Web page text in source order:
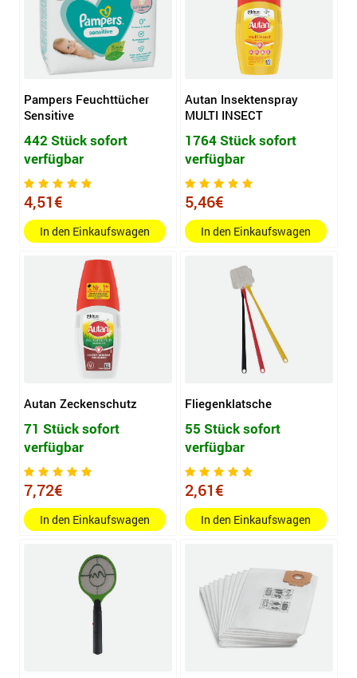
Pampers Feuchttücher
Sensitive
442 Stück sofort
verfügbar
4,51€
In den Einkaufswagen
Autan Insektenspray
MULTI INSECT
1764 Stück sofort
verfügbar
5,46€
In den Einkaufswagen
Autan Zeckenschutz
71 Stück sofort
verfügbar
7,72€
In den Einkaufswagen
Fliegenklatsche
55 Stück sofort
verfügbar
2,61€
In den Einkaufswagen